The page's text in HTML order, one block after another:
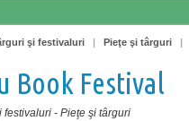
şi festivaluri | Pieţe şi târguri |
Book Festival
festivaluri - Pieţe şi târguri